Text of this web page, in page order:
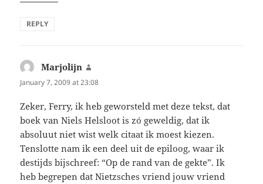
REPLY
Marjolijn
January 7, 2009 at 23:08
Zeker, Ferry, ik heb geworsteld met deze tekst, dat
boek van Niels Helsloot is zó geweldig, dat ik
absoluut niet wist welk citaat ik moest kiezen.
Tenslotte nam ik een deel uit de epiloog, waar ik
destijds bijschreef: “Op de rand van de gekte”. Ik
heb begrepen dat Nietzsches vriend jouw vriend